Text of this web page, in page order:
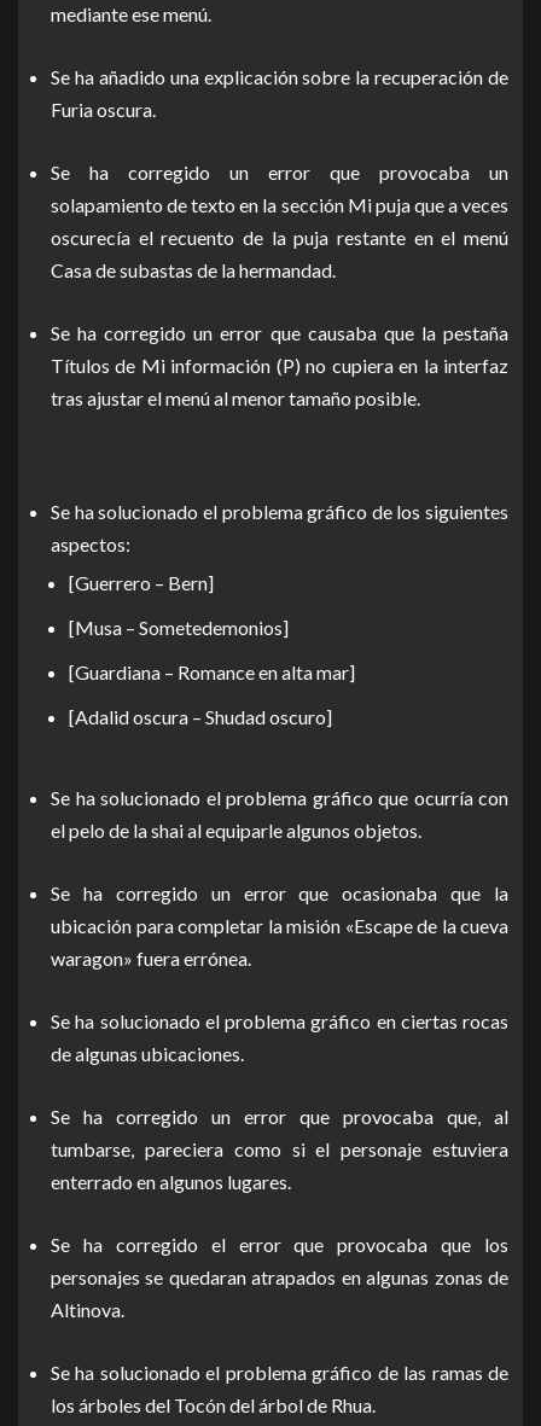
mediante ese menú.
Se ha añadido una explicación sobre la recuperación de
Furia oscura.
Se ha corregido un error que provocaba un
solapamiento de texto en la sección Mi puja que a veces
oscurecía el recuento de la puja restante en el menú
Casa de subastas de la hermandad.
Se ha corregido un error que causaba que la pestaña
Títulos de Mi información (P) no cupiera en la interfaz
tras ajustar el menú al menor tamaño posible.
Se ha solucionado el problema gráfico de los siguientes
aspectos:
[Guerrero – Bern]
[Musa – Sometedemonios]
[Guardiana – Romance en alta mar]
[Adalid oscura – Shudad oscuro]
Se ha solucionado el problema gráfico que ocurría con
el pelo de la shai al equiparle algunos objetos.
Se ha corregido un error que ocasionaba que la
ubicación para completar la misión «Escape de la cueva
waragon» fuera errónea.
Se ha solucionado el problema gráfico en ciertas rocas
de algunas ubicaciones.
Se ha corregido un error que provocaba que, al
tumbarse, pareciera como si el personaje estuviera
enterrado en algunos lugares.
Se ha corregido el error que provocaba que los
personajes se quedaran atrapados en algunas zonas de
Altinova.
Se ha solucionado el problema gráfico de las ramas de
los árboles del Tocón del árbol de Rhua.